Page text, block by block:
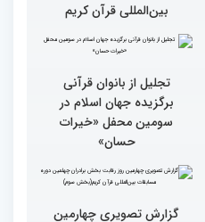
گزارش تصویری سومین
محفل قرآنی «خیرات
حسان»(بخش دوم)
جزئیات پنجمین روز رقابت
بخش برادران مسابقات
بین‌المللی قرآن کریم